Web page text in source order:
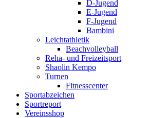
D-Jugend
E-Jugend
F-Jugend
Bambini
Leichtathletik
Beachvolleyball
Reha- und Freizeitsport
Shaolin Kempo
Turnen
Fitnesscenter
Sportabzeichen
Sportreport
Vereinsshop